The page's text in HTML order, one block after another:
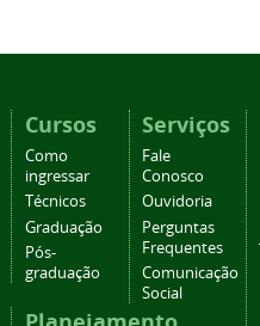
Cursos
Como
ingressar
Técnicos
Graduação
Pós-
graduação
Serviços
Fale
Conosco
Ouvidoria
Perguntas
Frequentes
Comunicação
Social